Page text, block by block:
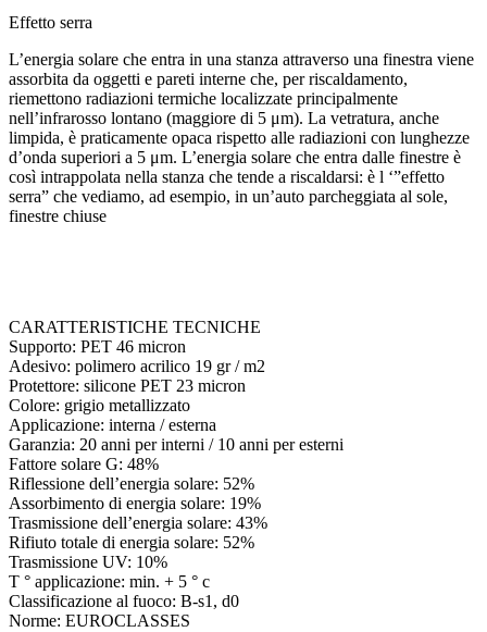
Effetto serra
L’energia solare che entra in una stanza attraverso una finestra viene
assorbita da oggetti e pareti interne che, per riscaldamento,
riemettono radiazioni termiche localizzate principalmente
nell’infrarosso lontano (maggiore di 5 μm). La vetratura, anche
limpida, è praticamente opaca rispetto alle radiazioni con lunghezze
d’onda superiori a 5 μm. L’energia solare che entra dalle finestre è
così intrappolata nella stanza che tende a riscaldarsi: è l ‘”effetto
serra” che vediamo, ad esempio, in un’auto parcheggiata al sole,
finestre chiuse
CARATTERISTICHE TECNICHE
Supporto: PET 46 micron
Adesivo: polimero acrilico 19 gr / m2
Protettore: silicone PET 23 micron
Colore: grigio metallizzato
Applicazione: interna / esterna
Garanzia: 20 anni per interni / 10 anni per esterni
Fattore solare G: 48%
Riflessione dell’energia solare: 52%
Assorbimento di energia solare: 19%
Trasmissione dell’energia solare: 43%
Rifiuto totale di energia solare: 52%
Trasmissione UV: 10%
T ° applicazione: min. + 5 ° c
Classificazione al fuoco: B-s1, d0
Norme: EUROCLASSES